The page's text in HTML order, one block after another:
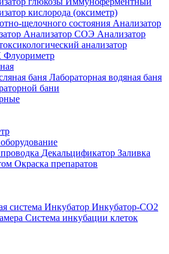
кислорода (оксиметр)
щелочного состояния Анализатор
Анализатор СОЭ Анализатор
анализатор
Флуориметр
баня Лабораторная водяная баня
бани
Декальцификатор Заливка
Окраска препаратов
система Инкубатор Инкубатор-СО2
Система инкубации клеток